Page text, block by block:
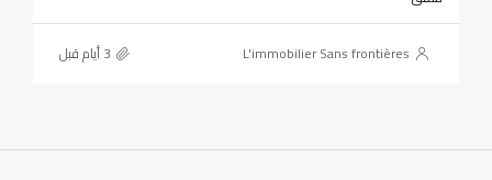
L'immobilier Sans frontières